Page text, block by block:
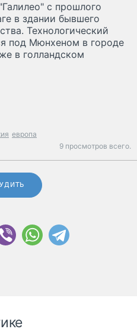
с прошлого
в здании бывшего
Технологический
под Мюнхеном в городе
в голландском
европа
9 просмотров всего.